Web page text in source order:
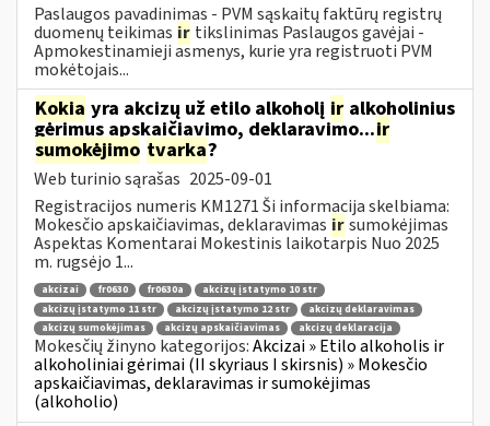
Paslaugos pavadinimas - PVM sąskaitų faktūrų registrų
duomenų teikimas ir tikslinimas Paslaugos gavėjai -
Apmokestinamieji asmenys, kurie yra registruoti PVM
mokėtojais...
Kokia yra akcizų už etilo alkoholį ir alkoholinius
gėrimus apskaičiavimo, deklaravimo...ir
sumokėjimo tvarka?
Web turinio sąrašas 2025-09-01
Registracijos numeris KM1271 Ši informacija skelbiama:
Mokesčio apskaičiavimas, deklaravimas irsumokėjimas
Aspektas Komentarai Mokestinis laikotarpis Nuo 2025
m. rugsėjo 1...
akcizai fr0630 fr0630a
akcizų įstatymo 10 str
akcizų įstatymo 11 str
akcizų įstatymo 12 str
akcizų deklaravimas
akcizų sumokėjimas
akcizų apskaičiavimas akcizų deklaracija
Mokesčių žinyno kategorijos:Akcizai » Etilo alkoholis ir
alkoholiniai gėrimai (II skyriaus I skirsnis) » Mokesčio
apskaičiavimas, deklaravimas ir sumokėjimas
(alkoholio)